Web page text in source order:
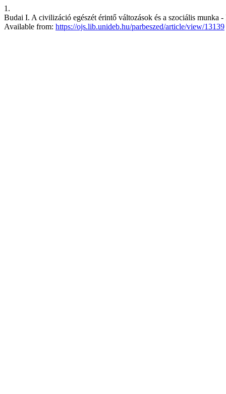
1.
Budai I. A civilizáció egészét érintő változások és a szociális
Available from: https://ojs.lib.unideb.hu/parbeszed/article/view/13139